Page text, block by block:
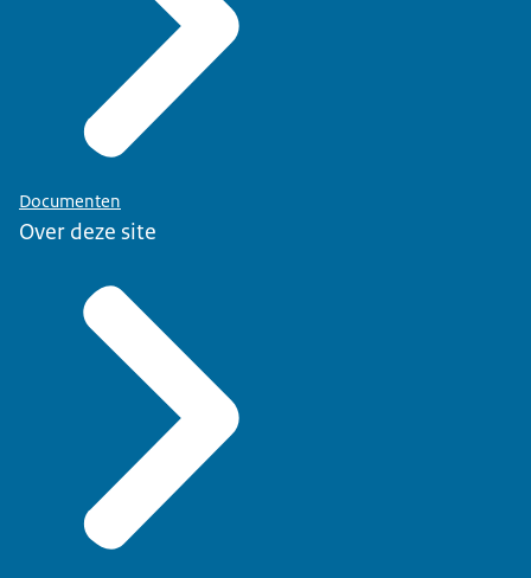
Documenten
Over deze site